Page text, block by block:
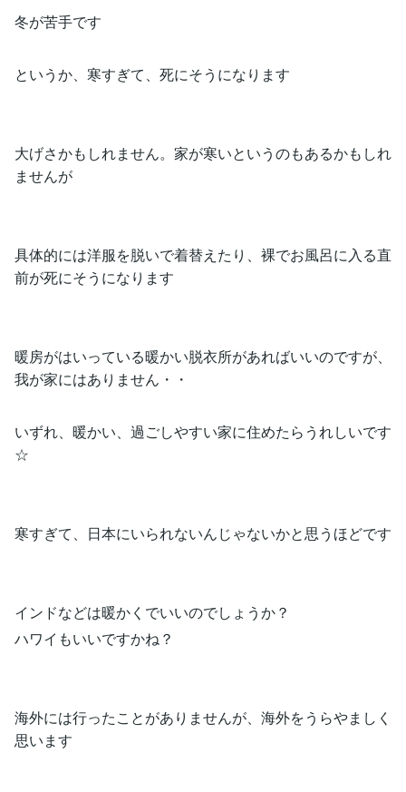
冬が苦手です
というか、寒すぎて、死にそうになります
大げさかもしれません。家が寒いというのもあるかもしれ
ませんが
具体的には洋服を脱いで着替えたり、裸でお風呂に入る直
前が死にそうになります
暖房がはいっている暖かい脱衣所があればいいのですが、
我が家にはありません・・
いずれ、暖かい、過ごしやすい家に住めたらうれしいです
☆
寒すぎて、日本にいられないんじゃないかと思うほどです
インドなどは暖かくでいいのでしょうか？
ハワイもいいですかね？
海外には行ったことがありませんが、海外をうらやましく
思います